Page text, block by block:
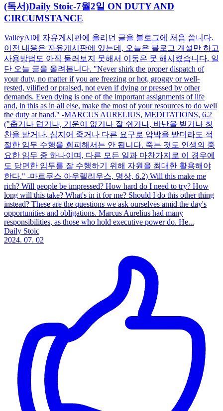
(독서)Daily Stoic-7월2일 ON DUTY AND
CIRCUMSTANCE
ValleyAI에 자유게시판에 올리던 글을 블로그에 처음 씁니다.
이전 내용은 자유게시판에 있는데, 오늘은 블로그 개설만 하고
사용방법도 아직 둘러보지 못해서 이동은 못 해시켰습니다. 일
단 오늘 글을 올려봅니다. "Never shirk the proper dispatch of
your duty, no matter if you are freezing or hot, groggy or well-
rested, vilified or praised, not even if dying or pressed by other
demands. Even dying is one of the important assignments of life
and, in this as in all else, make the most of your resources to do well
the duty at hand." -MARCUS AURELIUS, MEDITATIONS, 6.2
("춥거나 덥거나, 기운이 없거나 잘 쉬거나, 비난을 받거나 칭
찬을 받거나, 심지어 죽거나 다른 요구로 압박을 받더라도 적
절한 임무 수행을 회피해서는 안 됩니다. 죽는 것도 인생의 중
요한 임무 중 하나이며, 다른 모든 일과 마찬가지로 이 경우에
도 당면한 임무를 잘 수행하기 위해 자원을 최대한 활용해야
한다." -마르쿠스 아우렐리우스, 명상, 6.2) Will this make me
rich? Will people be impressed? How hard do I need to try? How
long will this take? What's in it for me? Should I do this other thing
instead? These are the questions we ask ourselves amid the day's
opportunities and obligations. Marcus Aurelius had many
responsibilities, as those who hold executive power do. He...
Daily Stoic
2024. 07. 02